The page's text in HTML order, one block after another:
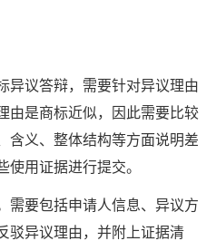
异议答辩，需要针对异议理由
由是商标近似，因此需要比较
含义、整体结构等方面说明差
使用证据进行提交。
需要包括申请人信息、异议方
驳异议理由，并附上证据清